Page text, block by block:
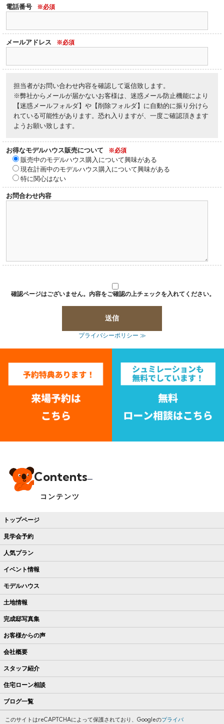
電話番号 ※必須
メールアドレス ※必須
担当者がお問い合わせ内容を確認して返信致します。
※弊社からメールが届かないお客様は、迷惑メール防止機能により
【迷惑メールフォルダ】や【削除フォルダ】に自動的に振り分けら
れている可能性があります。恐れ入りますが、一度ご確認頂きます
ようお願い致します。
お得なモデルハウス販売について ※必須
販売中のモデルハウス購入について興味がある
現在計画中のモデルハウス購入について興味がある
特に関心はない
お問合わせ内容
確認ページはございません。内容をご確認の上チェックを入れてください。
プライバシーポリシー ≫
Contents
コンテンツ
トップページ
見学会予約
人気プラン
イベント情報
モデルハウス
土地情報
完成邸写真集
お客様からの声
会社概要
スタッフ紹介
住宅ローン相談
ブログ一覧
このサイトはreCAPTCHAによって保護されており、Googleのプライバ